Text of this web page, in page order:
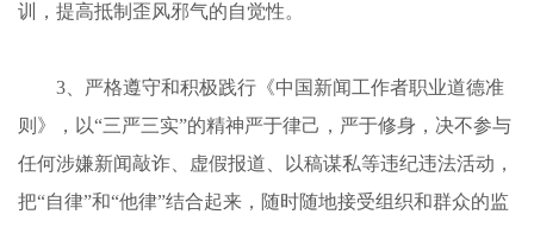
训，提高抵制歪风邪气的自觉性。
3、严格遵守和积极践行《中国新闻工作者职业道德准
则》，以“三严三实”的精神严于律己，严于修身，决不参与
任何涉嫌新闻敲诈、虚假报道、以稿谋私等违纪违法活动，
把“自律”和“他律”结合起来，随时随地接受组织和群众的监